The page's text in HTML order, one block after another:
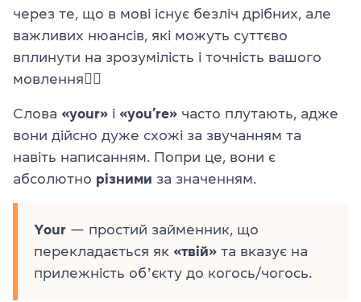
через те, що в мові існує безліч дрібних, але
важливих нюансів, які можуть суттєво
вплинути на зрозумілість і точність вашого
мовлення✍🏼
Слова «your» і «you’re» часто плутають, адже
вони дійсно дуже схожі за звучанням та
навіть написанням. Попри це, вони є
абсолютно різними за значенням.
Your — простий займенник, що
перекладається як «твій» та вказує на
прилежність обʼєкту до когось/чогось.